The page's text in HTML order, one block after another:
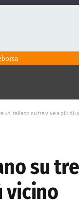
un italiano su tre vive a più di
su
vicino